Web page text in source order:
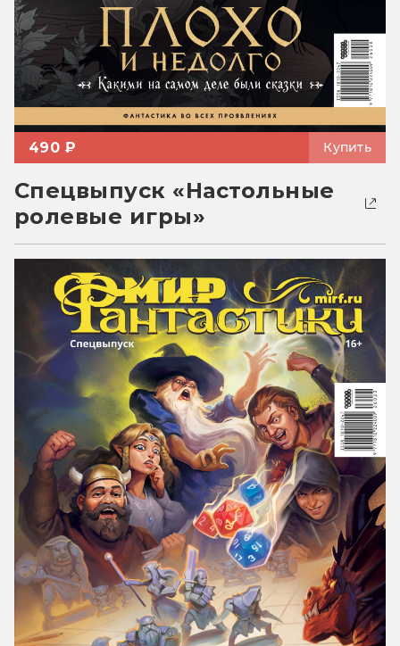
490 ₽ Купить
Спецвыпуск «Настольные
ролевые игры»